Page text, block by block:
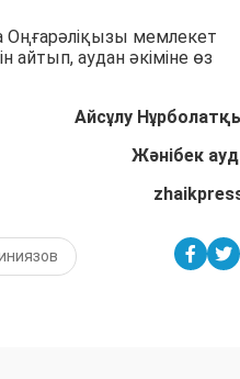
Оңғарәліқызы мемлекет
аудан әкіміне өз
Айсұлу
Жәнібек